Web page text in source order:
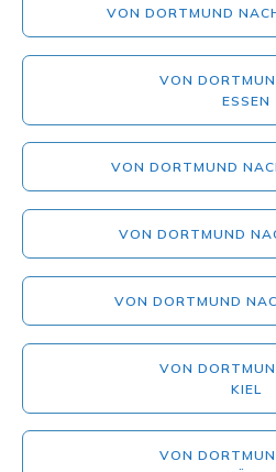
VON DORTMUND
VON
ESSEN
VON DORTMUND
VON DORTMUND
VON DORTMUND
VON
KIEL
VON